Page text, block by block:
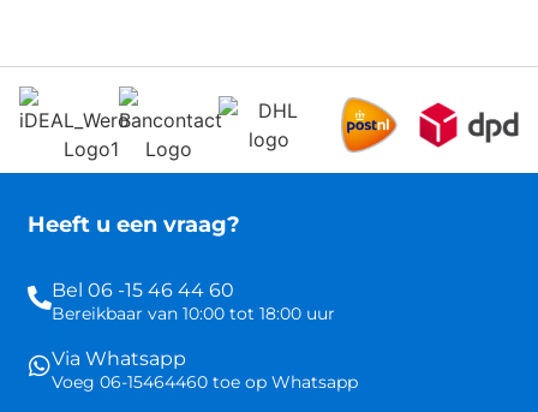
Heeft u een vraag?
Bel 06 -15 46 44 60
Bereikbaar van 10:00 tot 18:00 uur
Via Whatsapp
Voeg 06-15464460 toe op Whatsapp